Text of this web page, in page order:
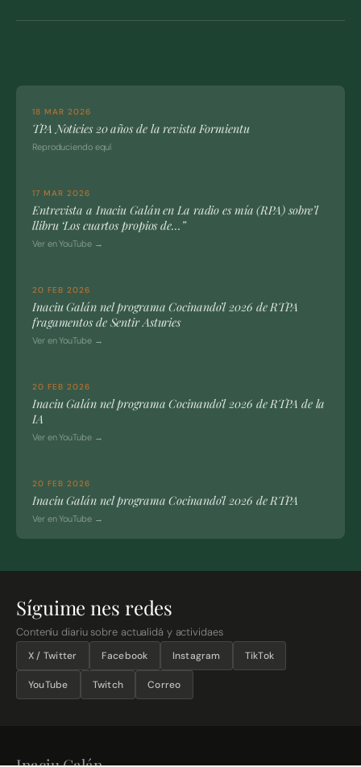
18 MAR 2026
TPA Noticies 20 años de la revista Formientu
Reproduciendo equí
17 MAR 2026
Entrevista a Inaciu Galán en La radio es mía (RPA) sobre’l
llibru ‘Los cuartos propios de…”
Ver en YouTube →
20 FEB 2026
Inaciu Galán nel programa Cocinando’l 2026 de RTPA
fragamentos de Sentir Asturies
Ver en YouTube →
20 FEB 2026
Inaciu Galán nel programa Cocinando’l 2026 de RTPA de la
IA
Ver en YouTube →
20 FEB 2026
Inaciu Galán nel programa Cocinando’l 2026 de RTPA
Ver en YouTube →
Síguime nes redes
Conteníu diariu sobre actualidá y actividaes
X / Twitter Facebook Instagram TikTok
YouTube Twitch Correo